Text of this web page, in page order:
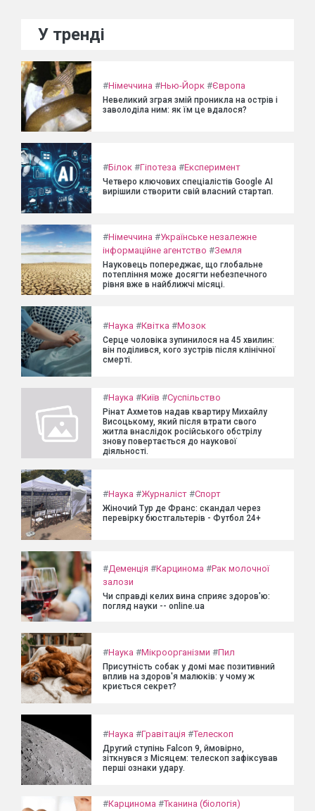
У тренді
#Німеччина #Нью-Йорк #Європа
Невеликий зграя змій проникла на острів і
заволоділа ним: як їм це вдалося?
#Білок #Гіпотеза #Експеримент
Четверо ключових спеціалістів Google AI
вирішили створити свій власний стартап.
#Німеччина #Українське незалежне
інформаційне агентство #Земля
Науковець попереджає, що глобальне
потепління може досягти небезпечного
рівня вже в найближчі місяці.
#Наука #Квітка #Мозок
Серце чоловіка зупинилося на 45 хвилин:
він поділився, кого зустрів після клінічної
смерті.
#Наука #Київ #Суспільство
Рінат Ахметов надав квартиру Михайлу
Висоцькому, який після втрати свого
житла внаслідок російського обстрілу
знову повертається до наукової
діяльності.
#Наука #Журналіст #Спорт
Жіночий Тур де Франс: скандал через
перевірку бюстгальтерів - Футбол 24+
#Деменція #Карцинома #Рак молочної
залози
Чи справді келих вина сприяє здоров'ю:
погляд науки -- online.ua
#Наука #Мікроорганізми #Пил
Присутність собак у домі має позитивний
вплив на здоров'я малюків: у чому ж
криється секрет?
#Наука #Гравітація #Телескоп
Другий ступінь Falcon 9, ймовірно,
зіткнувся з Місяцем: телескоп зафіксував
перші ознаки удару.
#Карцинома #Тканина (біологія)